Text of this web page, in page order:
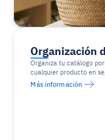
Organización
Organiza tu catálogo
cualquier producto en
Más información